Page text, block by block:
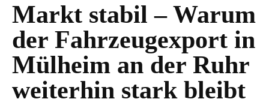
Markt stabil – Warum
der Fahrzeugexport in
Mülheim an der Ruhr
weiterhin stark bleibt